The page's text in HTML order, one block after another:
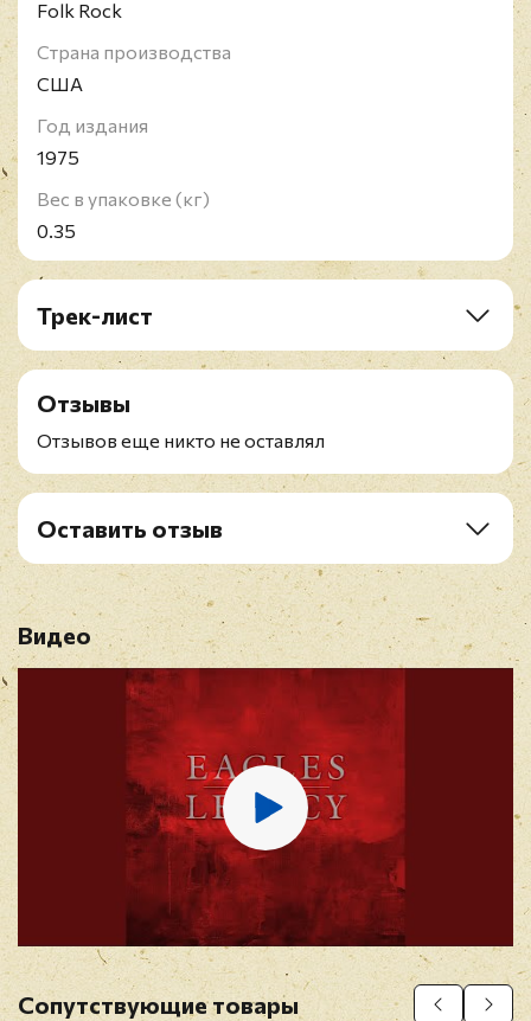
Folk Rock
Страна производства
США
Год издания
1975
Вес в упаковке (кг)
0.35
Трек-лист
A1. One Of These Nights
A2. Too Many Hands
A3. Hollywood Waltz
A4. Journey Of The Sorcerer
B2. Take It To The Limit
B3. Visions
B4. After The Thrill Is Gone
B5. I Wish You Peace
Отзывы
Отзывов еще никто не оставлял
Оставить отзыв
Имя*
Видео
Сопутствующие товары